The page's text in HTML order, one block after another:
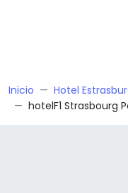
Inicio Hotel
hotelF1 Strasbourg